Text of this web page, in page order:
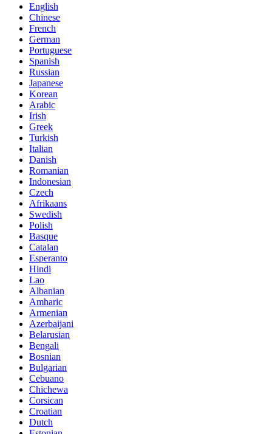
English
Chinese
French
German
Portuguese
Spanish
Russian
Japanese
Korean
Arabic
Irish
Greek
Turkish
Italian
Danish
Romanian
Indonesian
Czech
Afrikaans
Swedish
Polish
Basque
Catalan
Esperanto
Hindi
Lao
Albanian
Amharic
Armenian
Azerbaijani
Belarusian
Bengali
Bosnian
Bulgarian
Cebuano
Chichewa
Corsican
Croatian
Dutch